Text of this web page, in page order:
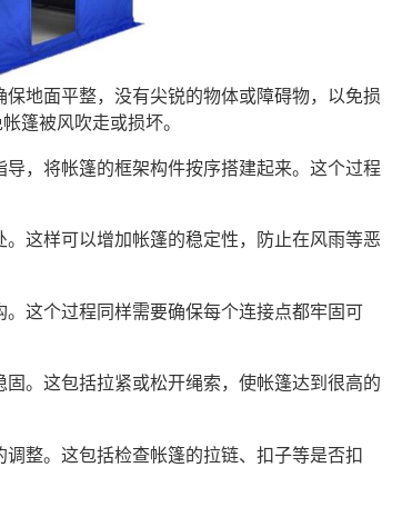
地面平整，没有尖锐的物体或障碍物，以免损
篷被风吹走或损坏。
，将帐篷的框架构件按序搭建起来。这个过程
这样可以增加帐篷的稳定性，防止在风雨等恶
这个过程同样需要确保每个连接点都牢固可
。这包括拉紧或松开绳索，使帐篷达到很高的
整。这包括检查帐篷的拉链、扣子等是否扣